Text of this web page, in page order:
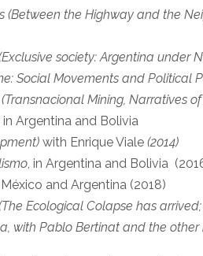
the Highway and the
society: Argentina under
Social Movements and Political
Mining, Narratives
in Argentina and Bolivia
with Enrique Viale (2014)
, in Argentina and Bolivia
México and Argentina (2018)
Ecological Colapse has arrived;
with Pablo Bertinat and the